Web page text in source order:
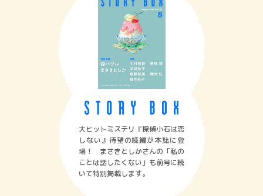
大ヒットミステリ『探偵小石は恋
しない』待望の続編が本誌に登
場！ まさきとしかさんの「私の
ことは話したくない」も前号に続
いて特別掲載します。